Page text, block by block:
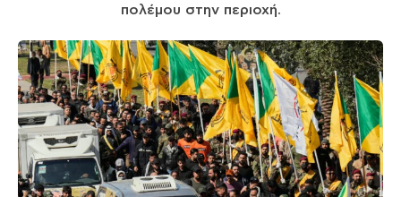
πολέμου στην περιοχή.